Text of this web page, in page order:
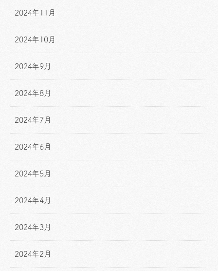
2024年11月
2024年10月
2024年9月
2024年8月
2024年7月
2024年6月
2024年5月
2024年4月
2024年3月
2024年2月